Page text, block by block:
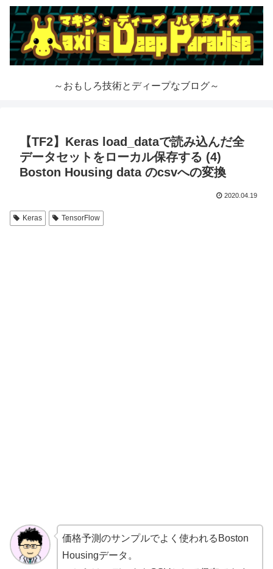
～おもしろ技術とディープなブログ～
【TF2】Keras load_dataで読み込んだ全
データセットをローカル保存する (4)
Boston Housing data のcsvへの変換
2020.04.19
Keras TensorFlow
価格予測のサンプルでよく使われるBoston
Housingデータ。